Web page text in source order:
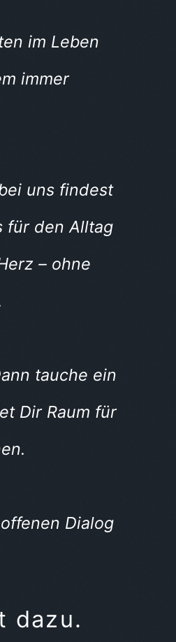
im Leben
immer
uns findest
für den Alltag
– ohne
tauche ein
Dir Raum für
Dialog
dazu.